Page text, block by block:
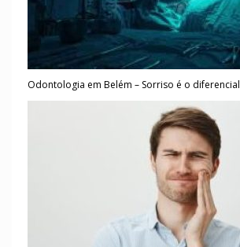
Odontologia em Belém – Sorriso é o diferencial